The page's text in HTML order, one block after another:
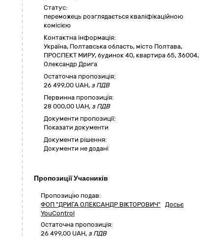
Статус:
переможець розглядається кваліфікаційною
комісією
Контактна інформація:
Україна, Полтавська область, місто Полтава,
ПРОСПЕКТ МИРУ, будинок 40, квартира 65, 36004,
Олександр Дрига
Остаточна пропозиція:
26 499,00 UAH, з ПДВ
Первинна пропозиція:
28 000,00 UAH, з ПДВ
Документи пропозиції:
Показати документи
Документи рішення:
Документи не додані
Пропозиції Учасників
Пропозицію подав:
ФОП "ДРИГА ОЛЕКСАНДР ВІКТОРОВИЧ" Досьє
YouControl
Остаточна пропозиція:
26 499,00 UAH, з ПДВ